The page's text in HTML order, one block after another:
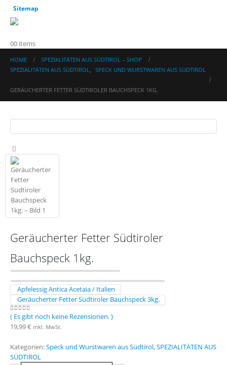
Sitemap
00 items
HOME
SPEZIALITÄTEN AUS SÜDTIROL – SHOP
SPEZIALITÄTEN AUS SÜDTIROL, SPECK UND WURSTWAREN AUS SÜDTIROL
GERÄUCHERTER FETTER SÜDTIROLER BAUCHSPECK 1KG.
Geräucherter Fetter Südtiroler
Bauchspeck 1kg.
Apfelessig Antica Acetaia / Italien
Geräucherter Fetter Südtiroler Bauchspeck 3kg.
0 out of 5
( Es gibt noch keine Rezensionen. )
19,99€ inkl. MwSt.
Kategorien:Speck und Wurstwaren aus Südtirol,SPEZIALITÄTEN AUS
SÜDTIROL